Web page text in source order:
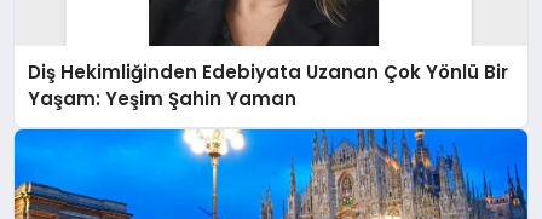
Diş Hekimliğinden Edebiyata Uzanan Çok Yönlü Bir
Yaşam: Yeşim Şahin Yaman